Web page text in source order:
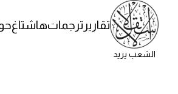
الشعب يريد
تقارير ترجماتهاشتاغ